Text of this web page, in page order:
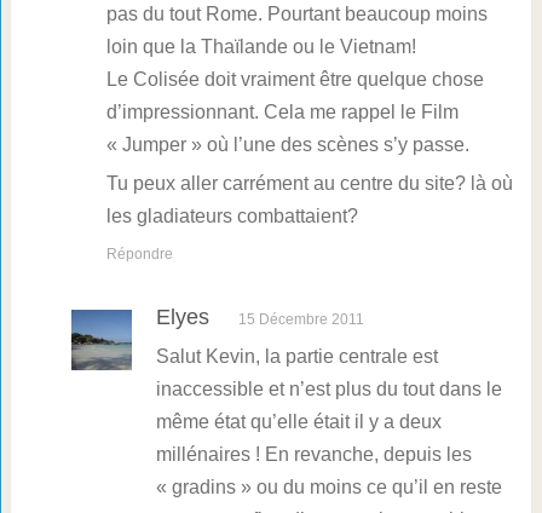
pas du tout Rome. Pourtant beaucoup moins
loin que la Thaïlande ou le Vietnam!
Le Colisée doit vraiment être quelque chose
d’impressionnant. Cela me rappel le Film
« Jumper » où l’une des scènes s’y passe.
Tu peux aller carrément au centre du site? là où
les gladiateurs combattaient?
Répondre
Elyes 15 Décembre 2011
Salut Kevin, la partie centrale est
inaccessible et n’est plus du tout dans le
même état qu’elle était il y a deux
millénaires ! En revanche, depuis les
« gradins » ou du moins ce qu’il en reste